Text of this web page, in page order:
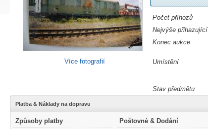
Více fotografií
Počet příhozů
Nejvýše přihazující
Konec aukce
Umístění
Stav předmětu
Platba & Náklady na dopravu
Způsoby platby
Poštovné & Dodání